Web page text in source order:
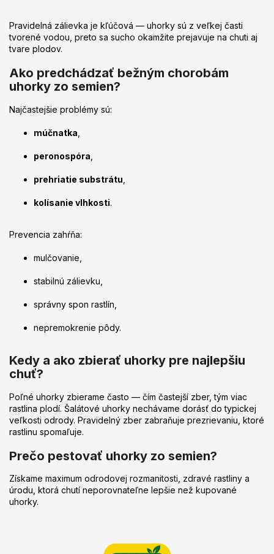
Pravidelná zálievka je kľúčová — uhorky sú z veľkej časti
tvorené vodou, preto sa sucho okamžite prejavuje na chuti aj
tvare plodov.
Ako predchádzať bežným chorobám
uhorky zo semien?
Najčastejšie problémy sú:
múčnatka
peronospóra
prehriatie substrátu
kolísanie vlhkosti.
Prevencia zahŕňa:
mulčovanie,
stabilnú zálievku,
správny spon rastlín,
nepremokrenie pôdy.
Kedy a ako zbierať uhorky pre najlepšiu
chuť?
Poľné uhorky zbierame často — čím častejší zber, tým viac
rastlina plodí. Šalátové uhorky nechávame dorásť do typickej
veľkosti odrody. Pravidelný zber zabraňuje prezrievaniu, ktoré
rastlinu spomaľuje.
Prečo pestovať uhorky zo semien?
Získame maximum odrodovej rozmanitosti, zdravé rastliny a
úrodu, ktorá chutí neporovnateľne lepšie než kupované
uhorky.